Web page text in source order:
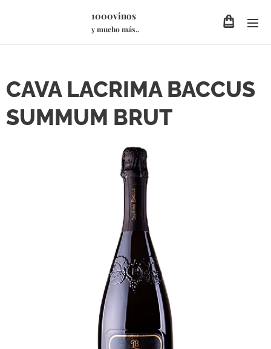
1000vinos
y mucho más..
CAVA LACRIMA BACCUS
SUMMUM BRUT